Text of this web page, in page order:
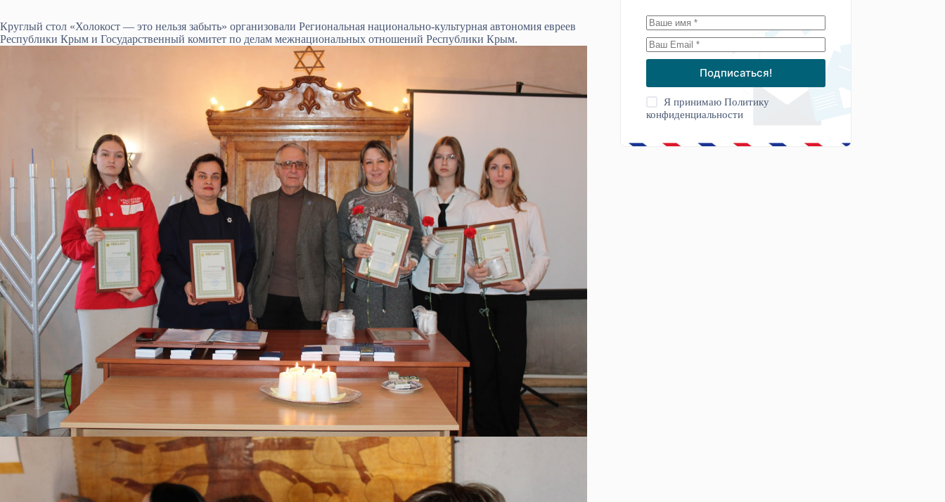
Круглый стол «Холокост — это нельзя забыть» организовали Региональная национально-культурная автономия евреев
Республики Крым и Государственный комитет по делам межнациональных отношений Республики Крым.
Подписаться!
Я принимаюПолитику
конфиденциальности